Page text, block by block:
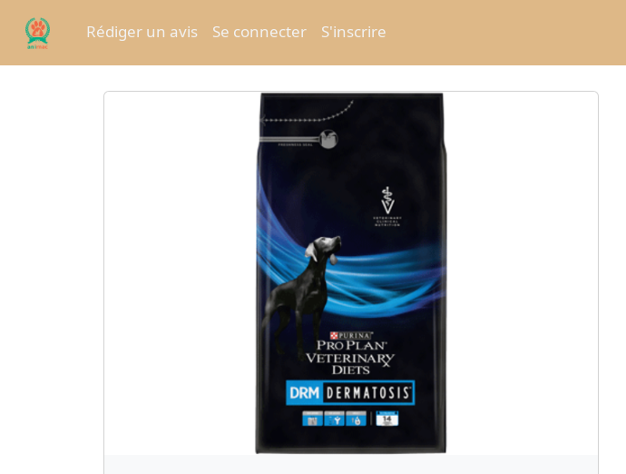
Rédiger un avis Se connecter S'inscrire